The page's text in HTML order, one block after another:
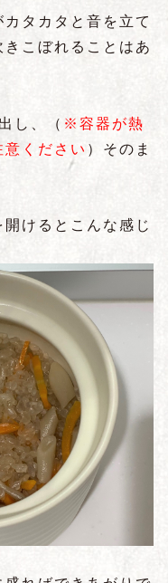
タカタと音を立て
こぼれることはあ
し、（ ※容器が熱
意ください ）そのま
開けるとこんな感じ